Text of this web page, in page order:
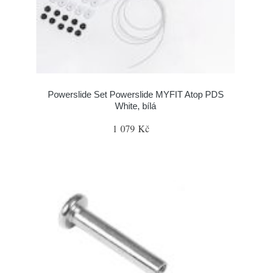
Powerslide Set Powerslide MYFIT Atop PDS
White, bílá
1 079 Kč